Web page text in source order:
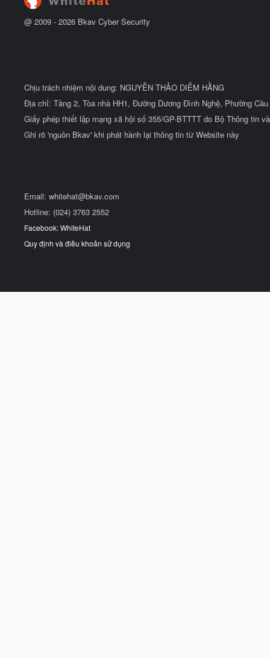
@ 2009 - 2026 Bkav Cyber Security
Chịu trách nhiệm nội dung: NGUYỄN THẢO DIỄM HẰNG
Địa chỉ: Tầng 2, Tòa nhà HH1, Đường Dương Đình Nghệ, Phường
Giấy phép thiết lập mạng xã hội số 355/GP-BTTTT do Bộ Thông tin
Ghi rõ 'nguồn Bkav' khi phát hành lại thông tin từ Website này
Email: whitehat@bkav.com
Hotline: (024) 3763 2552
Facebook: WhiteHat
Quy định và điều khoản sử dụng